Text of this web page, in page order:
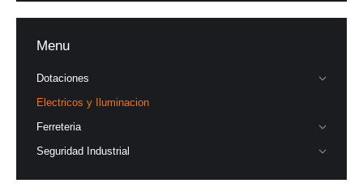
Menu
Dotaciones
Electricos y Iluminacion
Ferreteria
Seguridad Industrial